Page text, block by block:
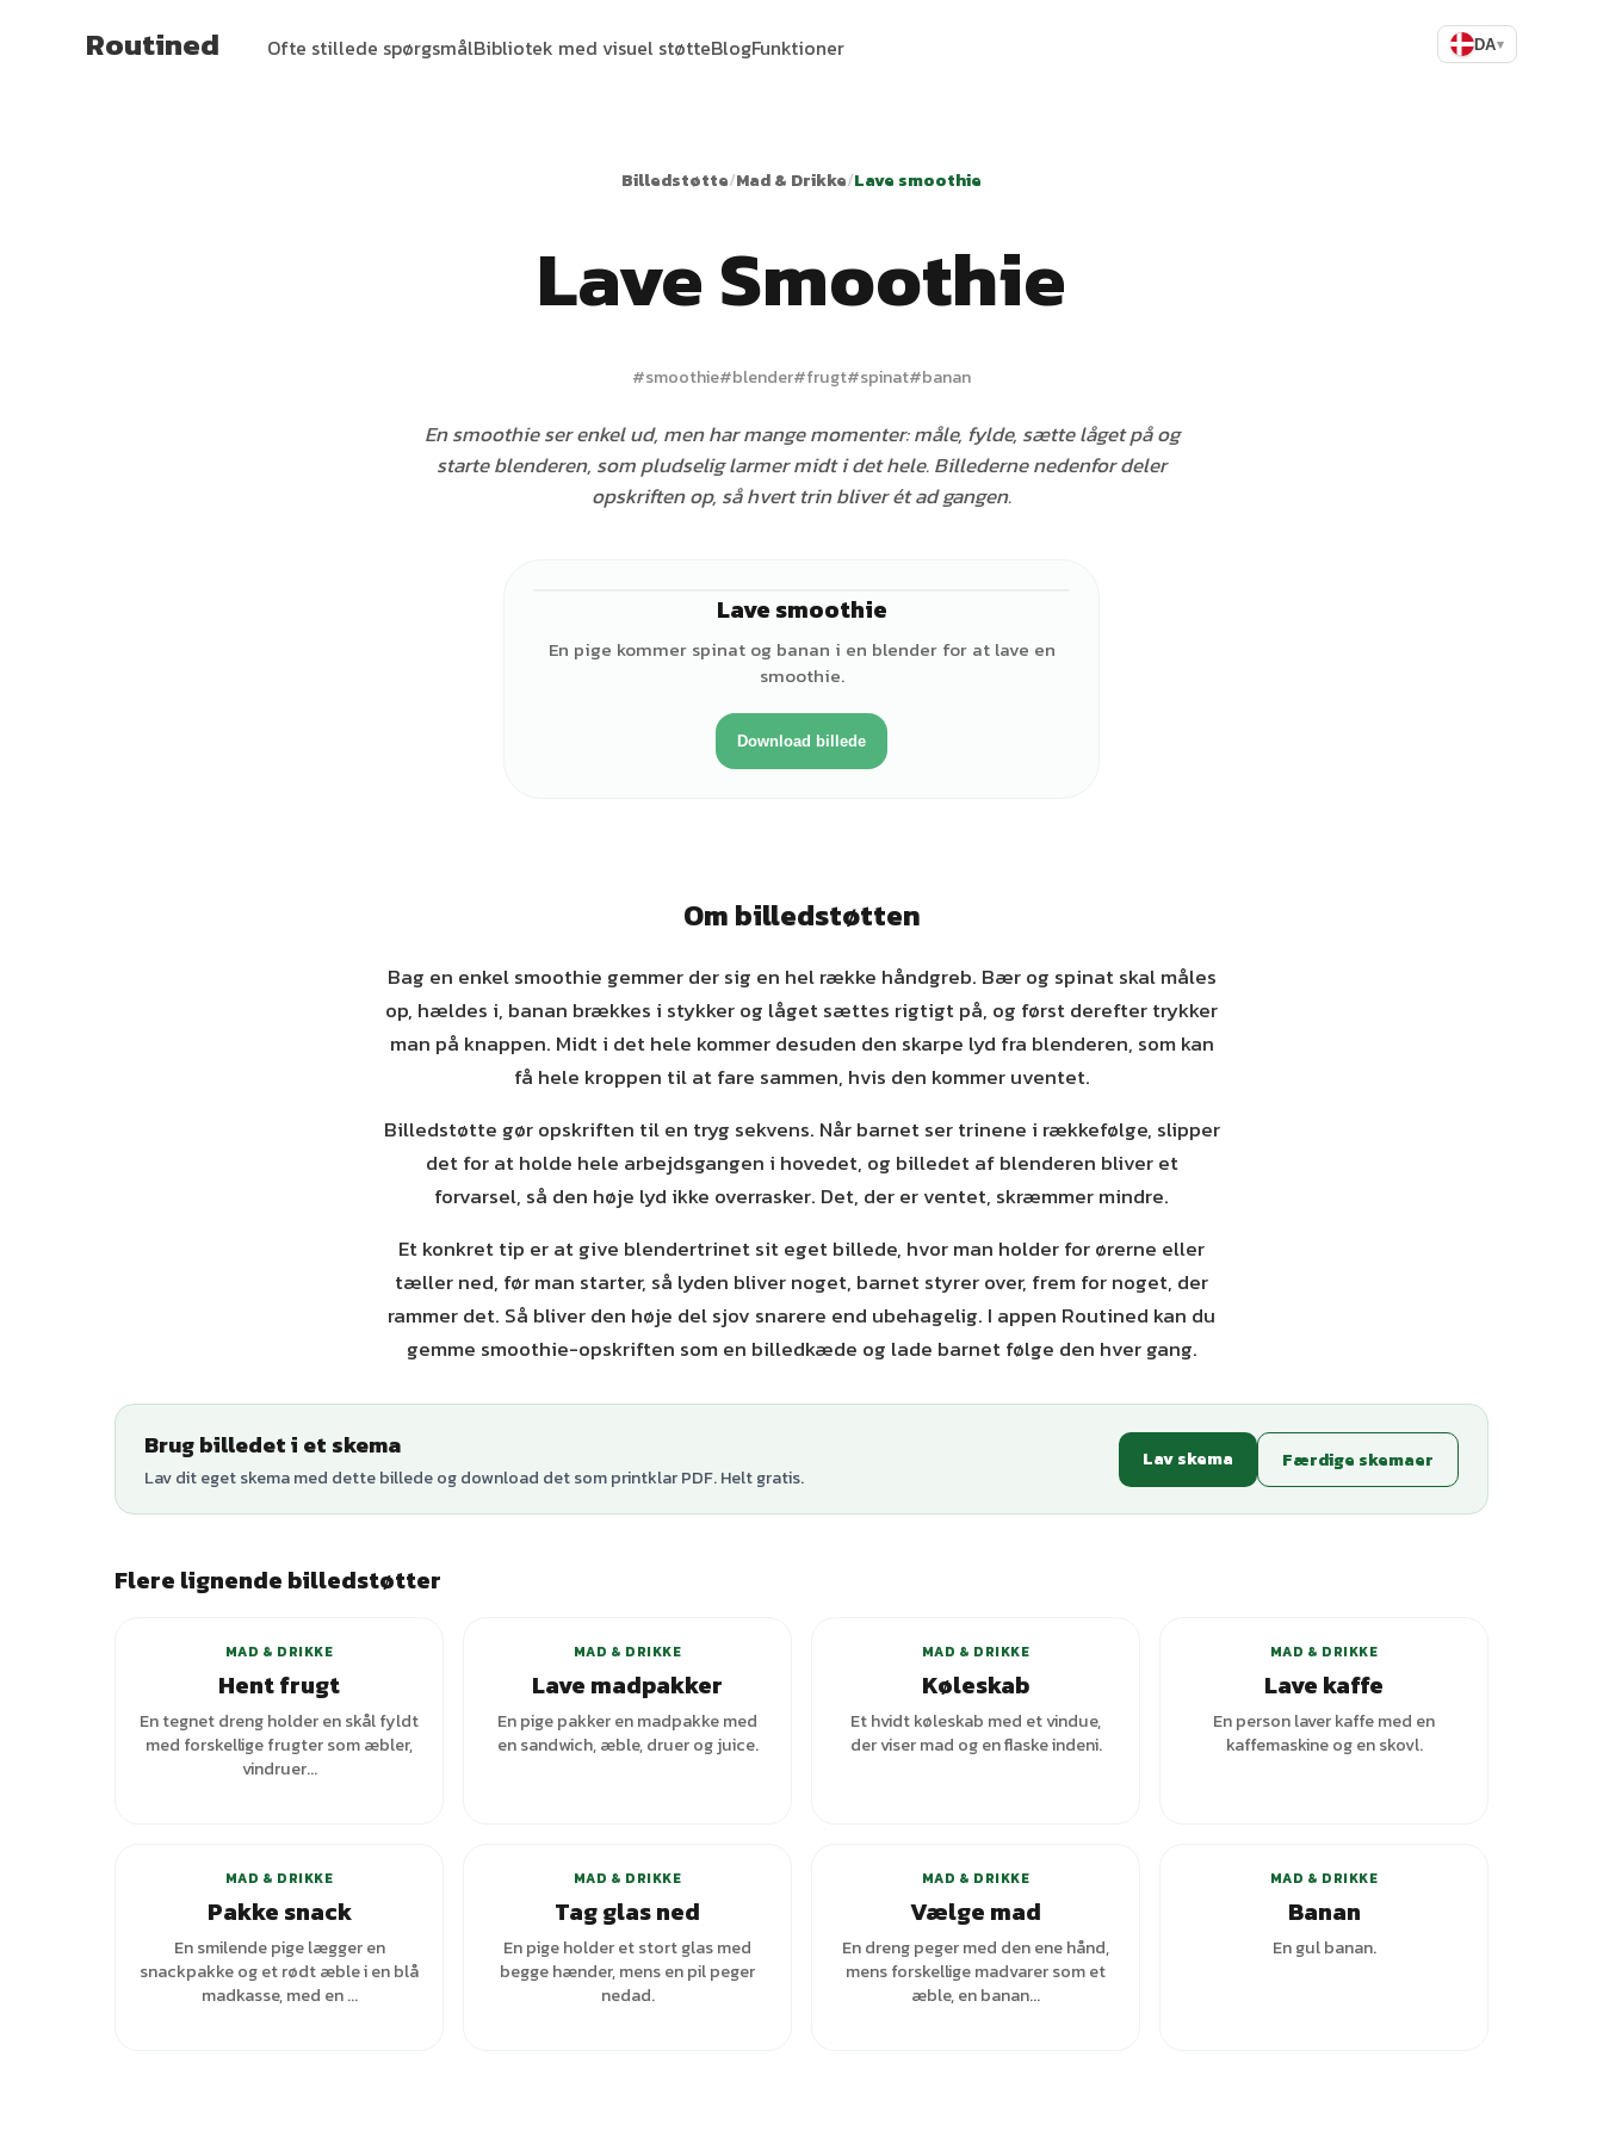
Routined Ofte stillede spørgsmålBibliotek med visuel støtteBlogFunktioner DA▾
Billedstøtte/Mad & Drikke/Lave smoothie
Lave Smoothie
#smoothie#blender#frugt#spinat#banan
En smoothie ser enkel ud, men har mange momenter: måle, fylde, sætte låget på og
starte blenderen, som pludselig larmer midt i det hele. Billederne nedenfor deler
opskriften op, så hvert trin bliver ét ad gangen.
Lave smoothie
En pige kommer spinat og banan i en blender for at lave en
smoothie.
Download billede
Om billedstøtten
Bag en enkel smoothie gemmer der sig en hel række håndgreb. Bær og spinat skal måles
op, hældes i, banan brækkes i stykker og låget sættes rigtigt på, og først derefter trykker
man på knappen. Midt i det hele kommer desuden den skarpe lyd fra blenderen, som kan
få hele kroppen til at fare sammen, hvis den kommer uventet.
Billedstøtte gør opskriften til en tryg sekvens. Når barnet ser trinene i rækkefølge, slipper
det for at holde hele arbejdsgangen i hovedet, og billedet af blenderen bliver et
forvarsel, så den høje lyd ikke overrasker. Det, der er ventet, skræmmer mindre.
Et konkret tip er at give blendertrinet sit eget billede, hvor man holder for ørerne eller
tæller ned, før man starter, så lyden bliver noget, barnet styrer over, frem for noget, der
rammer det. Så bliver den høje del sjov snarere end ubehagelig. I appen Routined kan du
gemme smoothie-opskriften som en billedkæde og lade barnet følge den hver gang.
Brug billedet i et skema
Lav dit eget skema med dette billede og download det som printklar PDF. Helt gratis.
Lav skema Færdige skemaer
Flere lignende billedstøtter
MAD & DRIKKE
Hent frugt
En tegnet dreng holder en skål fyldt
med forskellige frugter som æbler,
vindruer...
MAD & DRIKKE
Lave madpakker
En pige pakker en madpakke med
en sandwich, æble, druer og juice.
MAD & DRIKKE
Køleskab
Et hvidt køleskab med et vindue,
der viser mad og en flaske indeni.
MAD & DRIKKE
Lave kaffe
En person laver kaffe med en
kaffemaskine og en skovl.
MAD & DRIKKE
Pakke snack
En smilende pige lægger en
snackpakke og et rødt æble i en blå
madkasse, med en ...
MAD & DRIKKE
Tag glas ned
En pige holder et stort glas med
begge hænder, mens en pil peger
nedad.
MAD & DRIKKE
Vælge mad
En dreng peger med den ene hånd,
mens forskellige madvarer som et
æble, en banan...
MAD & DRIKKE
Banan
En gul banan.